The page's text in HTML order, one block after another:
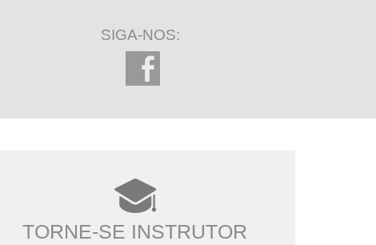
SIGA-NOS:
TORNE-SE INSTRUTOR